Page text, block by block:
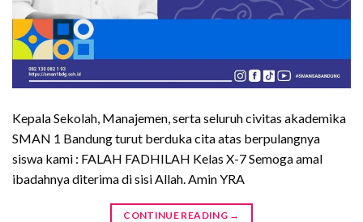
Kepala Sekolah, Manajemen, serta seluruh civitas akademika
SMAN 1 Bandung turut berduka cita atas berpulangnya
siswa kami : FALAH FADHILAH Kelas X-7 Semoga amal
ibadahnya diterima di sisi Allah. Amin YRA
CONTINUE READING →